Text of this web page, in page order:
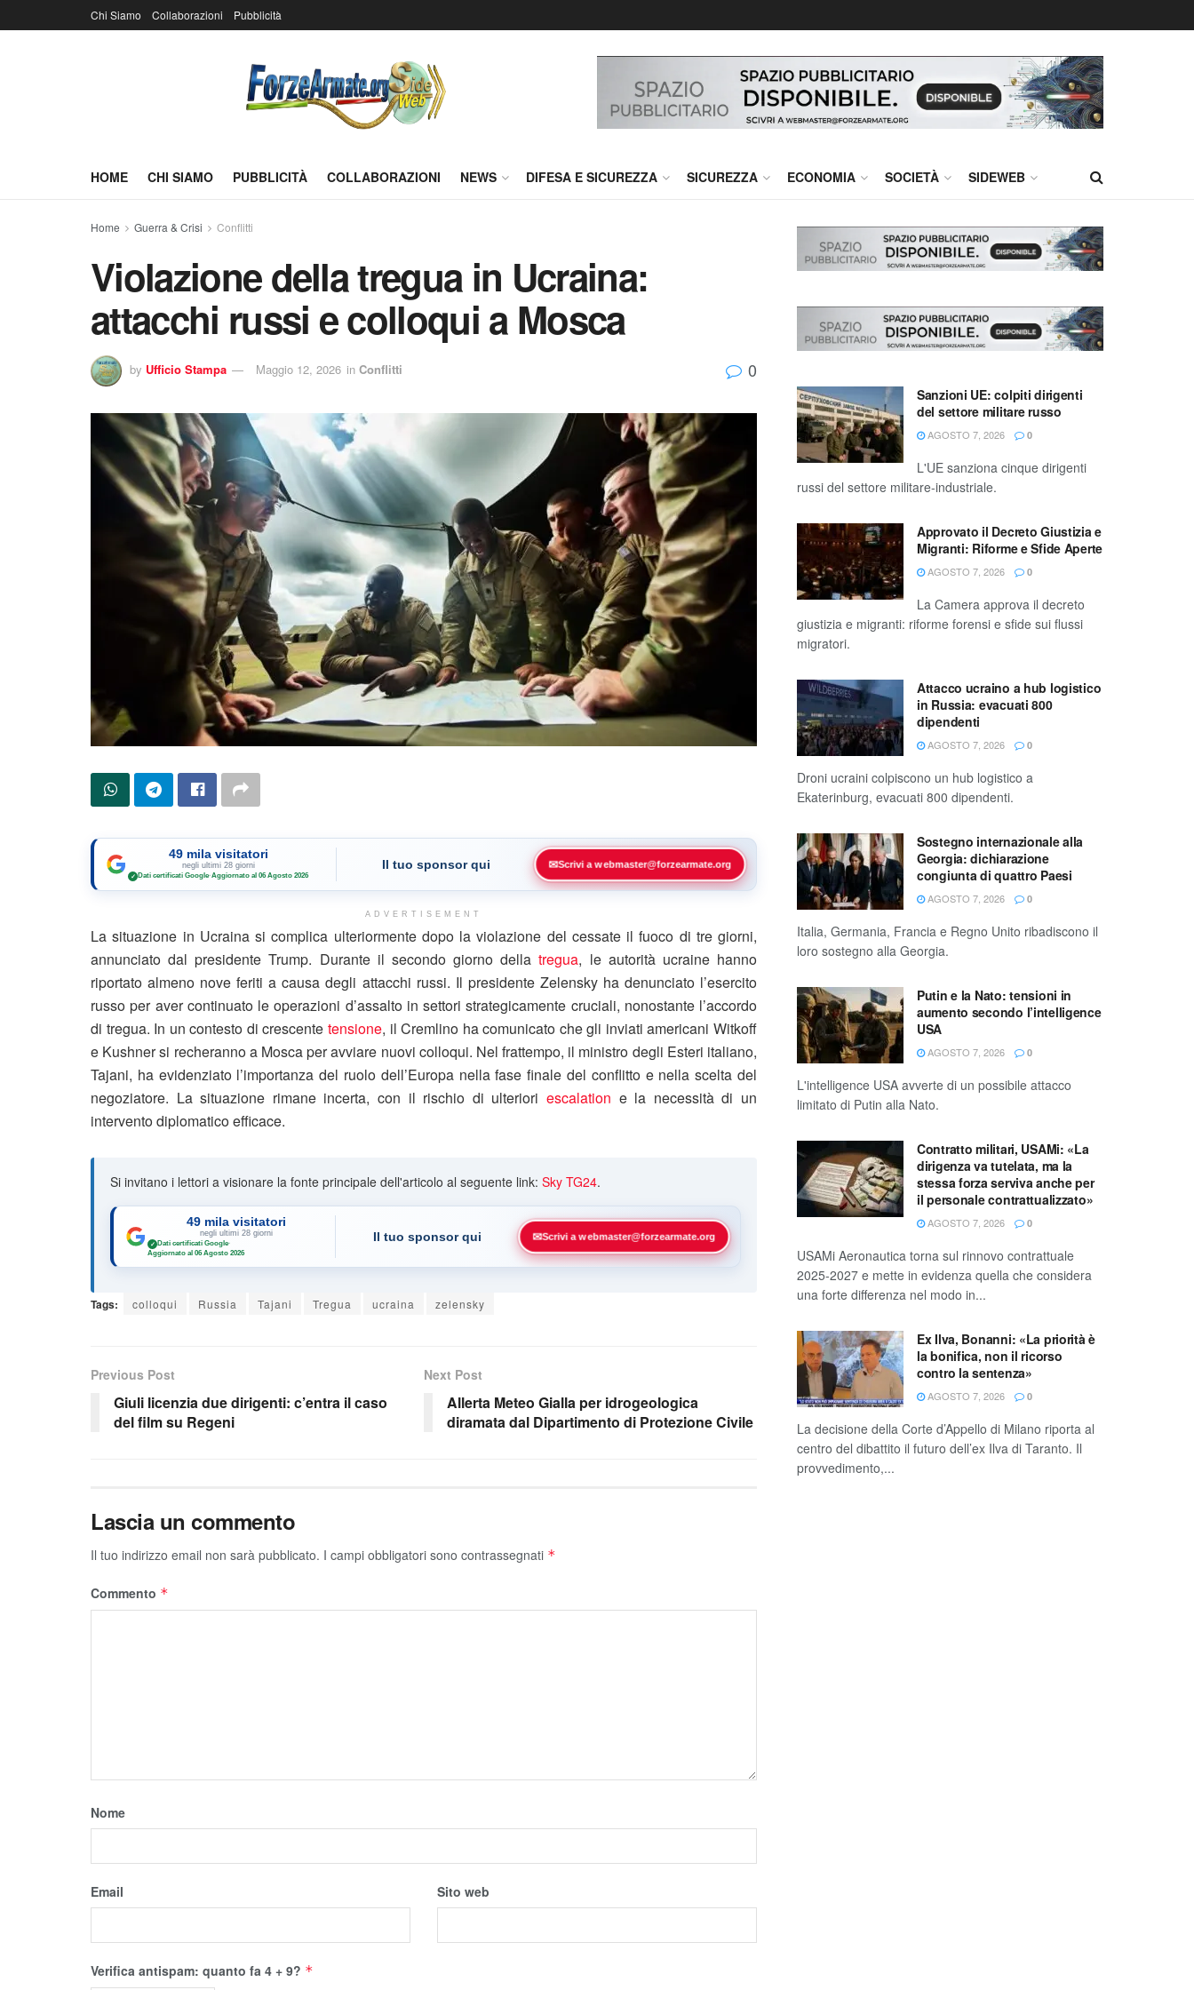
Chi Siamo Collaborazioni Pubblicità
HOME CHI SIAMO PUBBLICITÀ COLLABORAZIONI NEWS DIFESA E SICUREZZA SICUREZZA ECONOMIA SOCIETÀ SIDEWEB
Home Guerra & Crisi Conflitti
Violazione della tregua in Ucraina:
attacchi russi e colloqui a Mosca
by Ufficio Stampa Maggio 12, 2026 in Conflitti 0
49 mila visitatori
negli ultimi 28 giorni
✓ Dati certificati Google·Aggiornato al 06 Agosto 2026
Il tuo sponsor qui ✉Scrivi a webmaster@forzearmate.org
ADVERTISEMENT
La situazione in Ucraina si complica ulteriormente dopo la violazione del cessate il fuoco di tre giorni,
annunciato dal presidente Trump. Durante il secondo giorno dellatregua, le autorità ucraine hanno
riportato almeno nove feriti a causa degli attacchi russi. Il presidente Zelensky ha denunciato l’esercito
russo per aver continuato le operazioni d’assalto in settori strategicamente cruciali, nonostante l’accordo
di tregua. In un contesto di crescente tensione, il Cremlino ha comunicato che gli inviati americani Witkoff
e Kushner si recheranno a Mosca per avviare nuovi colloqui. Nel frattempo, il ministro degli Esteri italiano,
Tajani, ha evidenziato l’importanza del ruolo dell’Europa nella fase finale del conflitto e nella scelta del
negoziatore. La situazione rimane incerta, con il rischio di ulteriori escalation e la necessità di un
intervento diplomatico efficace.
Si invitano i lettori a visionare la fonte principale dell'articolo al seguente link: Sky TG24.
49 mila visitatori
negli ultimi 28 giorni
✓ Dati certificati Google·
Aggiornato al 06 Agosto 2026
Il tuo sponsor qui ✉Scrivi a webmaster@forzearmate.org
Tags: colloqui Russia Tajani Tregua ucraina zelensky
Previous Post
Giuli licenzia due dirigenti: c’entra il caso
del film su Regeni
Next Post
Allerta Meteo Gialla per idrogeologica
diramata dal Dipartimento di Protezione Civile
Lascia un commento
Il tuo indirizzo email non sarà pubblicato. I campi obbligatori sono contrassegnati *
Commento *
Nome
Email Sito web
Verifica antispam: quanto fa 4 + 9? *
Sanzioni UE: colpiti dirigenti
del settore militare russo
AGOSTO 7, 2026 0
L'UE sanziona cinque dirigenti
russi del settore militare-industriale.
Approvato il Decreto Giustizia e
Migranti: Riforme e Sfide Aperte
AGOSTO 7, 2026 0
La Camera approva il decreto
giustizia e migranti: riforme forensi e sfide sui flussi
migratori.
Attacco ucraino a hub logistico
in Russia: evacuati 800
dipendenti
AGOSTO 7, 2026 0
Droni ucraini colpiscono un hub logistico a
Ekaterinburg, evacuati 800 dipendenti.
Sostegno internazionale alla
Georgia: dichiarazione
congiunta di quattro Paesi
AGOSTO 7, 2026 0
Italia, Germania, Francia e Regno Unito ribadiscono il
loro sostegno alla Georgia.
Putin e la Nato: tensioni in
aumento secondo l’intelligence
USA
AGOSTO 7, 2026 0
L'intelligence USA avverte di un possibile attacco
limitato di Putin alla Nato.
Contratto militari, USAMi: «La
dirigenza va tutelata, ma la
stessa forza serviva anche per
il personale contrattualizzato»
AGOSTO 7, 2026 0
USAMi Aeronautica torna sul rinnovo contrattuale
2025-2027 e mette in evidenza quella che considera
una forte differenza nel modo in...
Ex Ilva, Bonanni: «La priorità è
la bonifica, non il ricorso
contro la sentenza»
AGOSTO 7, 2026 0
La decisione della Corte d’Appello di Milano riporta al
centro del dibattito il futuro dell’ex Ilva di Taranto. Il
provvedimento,...